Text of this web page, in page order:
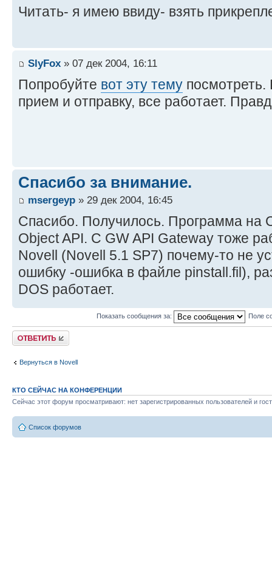
Читать- я имею ввиду- взять
SlyFox » 07 дек 2004, 16:11
Попробуйте вот эту тему посмотреть.
прием и отправку, все работает.
Спасибо за внимание.
msergeyp » 29 дек 2004, 16:45
Спасибо. Получилось. Программа на
Object API. С GW API Gateway тоже
Novell (Novell 5.1 SP7) почему-то не
ошибку -ошибка в файле pinstall.fil),
DOS работает.
Показать сообщения за: Поле
Ответить
Вернуться в Novell
КТО СЕЙЧАС НА КОНФЕРЕНЦИИ
Сейчас этот форум просматривают: нет зарегистрированных пользователей и
Список форумов